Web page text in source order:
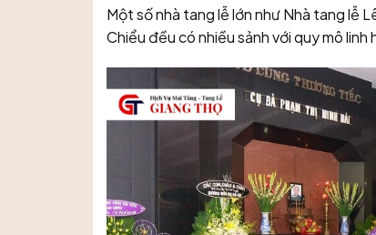
Một số nhà tang lễ lớn như Nhà tang lễ
Chiểu đều có nhiều sảnh với quy mô